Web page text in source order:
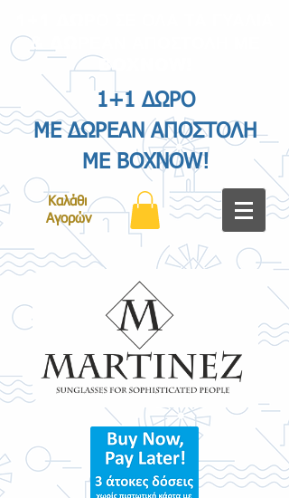
& ΔΩΡΕΑΝ ΑΠΟΣΤΟΛΗ ΜΕ
BOXNOW!
1+1 ΔΩΡΟ
ΜΕ ΔΩΡΕΑΝ ΑΠΟΣΤΟΛΗ
ΜΕ BOXNOW!
Καλάθι
Αγορών